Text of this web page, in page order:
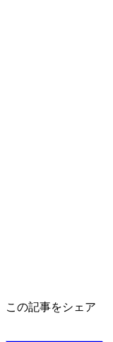
この記事をシェア